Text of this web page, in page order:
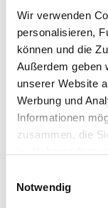
Wir verwenden
personalisieren,
können und die
Außerdem geben
unserer Website
Werbung und
Informationen
zusammen, die
Notwendig
stilisierte Figur
flache
betrachtet und